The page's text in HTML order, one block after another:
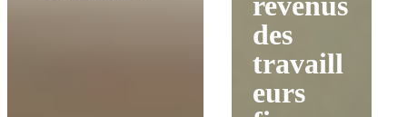
des
travaill
eurs